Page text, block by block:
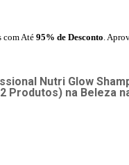
com Até 95% de Desconto.
Nutri Glow
Produtos) na Beleza